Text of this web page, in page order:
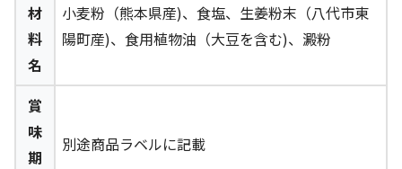
材
料
名
小麦粉（熊本県産)、食塩、生姜粉末（八代市東
陽町産)、食用植物油（大豆を含む)、澱粉
賞
味
期
別途商品ラベルに記載